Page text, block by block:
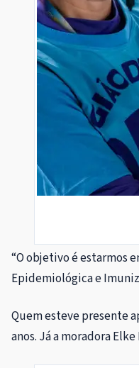
“O objetivo é estarmos
Epidemiológica e
Quem esteve presente
anos. Já a moradora